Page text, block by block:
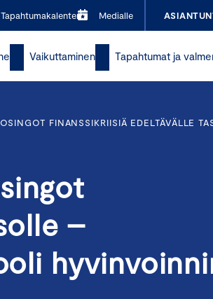
Tapahtumakalenteri Medialle
Vaikuttaminen Tapahtumat ja
FINANSSIKRIISIÄ EDELTÄVÄLLE
–